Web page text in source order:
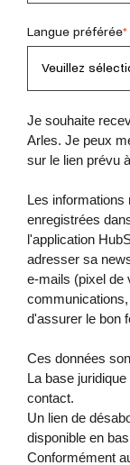
Langue préférée*
Je souhaite
Arles. Je peux
sur le lien prévu
Les informations
enregistrées
l'application
adresser sa
e-mails (pixel de
d'assurer le bon
Ces données
La base
contact.
Un lien de
disponible en
Conformément